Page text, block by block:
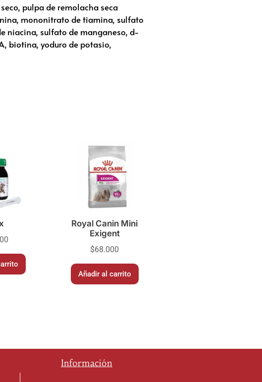
pulpa de remolacha seca
mononitrato de tiamina, sulfato
niacina, sulfato de manganeso, d-
biotina, yoduro de potasio,
Royal Canin Mini
Exigent
$68.000
Añadir al carrito
Información